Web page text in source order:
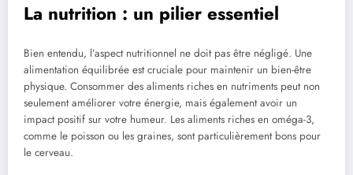
La nutrition : un pilier essentiel
Bien entendu, l’aspect nutritionnel ne doit pas être négligé. Une
alimentation équilibrée est cruciale pour maintenir un bien-être
physique. Consommer des aliments riches en nutriments peut non
seulement améliorer votre énergie, mais également avoir un
impact positif sur votre humeur. Les aliments riches en oméga-3,
comme le poisson ou les graines, sont particulièrement bons pour
le cerveau.